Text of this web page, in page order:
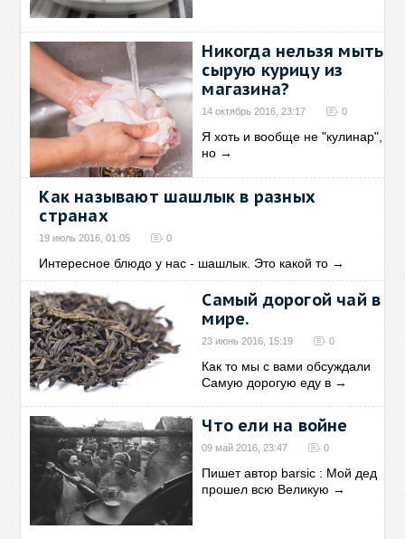
Никогда нельзя мыть
сырую курицу из
магазина?
14 октябрь 2016, 23:17 0
Я хоть и вообще не "кулинар",
но →
Как называют шашлык в разных
странах
19 июль 2016, 01:05 0
Интересное блюдо у нас - шашлык. Это какой то →
Самый дорогой чай в
мире.
23 июнь 2016, 15:19 0
Как то мы с вами обсуждали
Самую дорогую еду в →
Что ели на войне
09 май 2016, 23:47 0
Пишет автор barsic : Мой дед
прошел всю Великую →